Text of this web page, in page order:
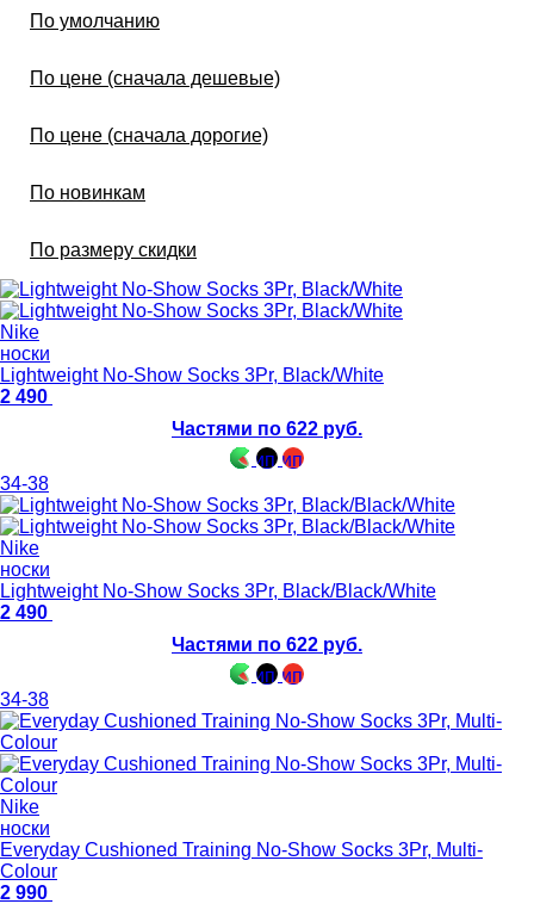
По умолчанию
По цене (сначала дешевые)
По цене (сначала дорогие)
По новинкам
По размеру скидки
Nike
носки
Lightweight No-Show Socks 3Pr, Black/White
2 490
Частями по 622 руб.
34-38
Nike
носки
Lightweight No-Show Socks 3Pr, Black/Black/White
2 490
Частями по 622 руб.
34-38
Nike
носки
Everyday Cushioned Training No-Show Socks 3Pr, Multi-
Colour
2 990